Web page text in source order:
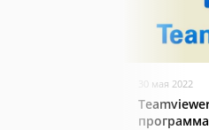
30 мая 2022
программа